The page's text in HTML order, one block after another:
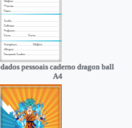
dados pessoais caderno dragon ball
A4